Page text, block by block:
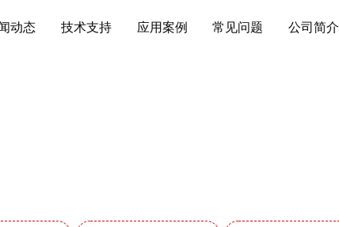
动态 技术支持 应用案例 常见问题 公司简介